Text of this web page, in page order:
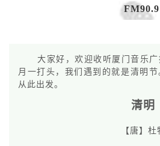
FM90.9
大家好，欢迎收听厦门音乐
月一打头，我们遇到的就是清明
从此出发。
清明
【唐】杜